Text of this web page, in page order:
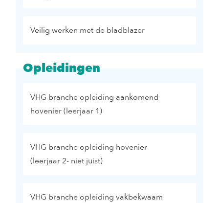
Veilig werken met de bladblazer
Opleidingen
VHG branche opleiding aankomend
hovenier (leerjaar 1)
VHG branche opleiding hovenier
(leerjaar 2- niet juist)
VHG branche opleiding vakbekwaam